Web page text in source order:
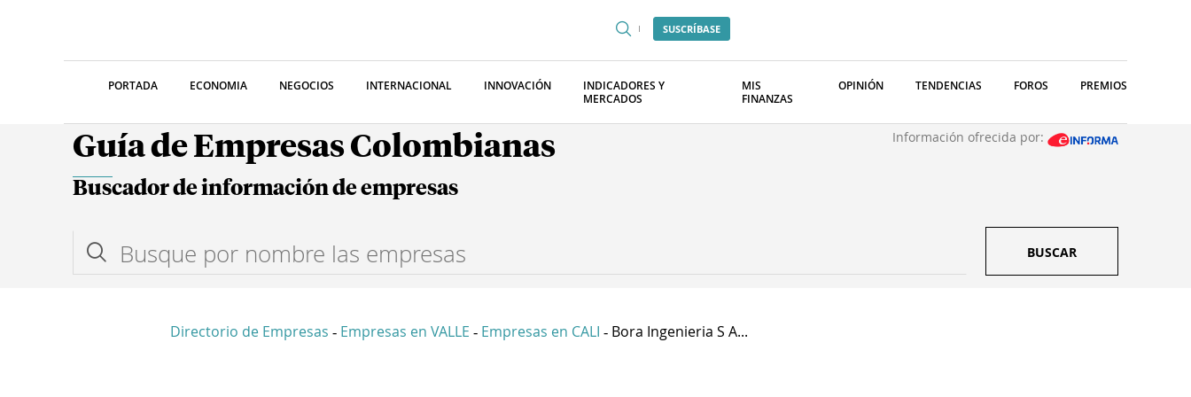
SUSCRÍBASE
PORTADA ECONOMIA NEGOCIOS INTERNACIONAL INNOVACIÓN
INDICADORES Y
MERCADOS
MIS
FINANZAS
OPINIÓN TENDENCIAS FOROS PREMIOS
Guía de Empresas Colombianas Información ofrecida por:
Buscador de información de empresas
BUSCAR
Directorio de Empresas - Empresas en VALLE - Empresas en CALI - Bora Ingenieria S A...